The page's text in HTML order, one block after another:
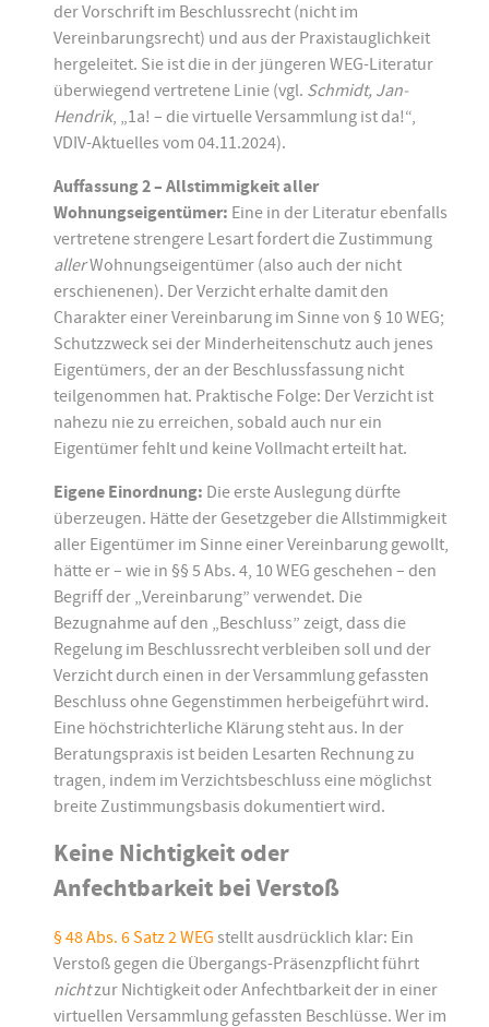
der Vorschrift im Beschlussrecht (nicht im
Vereinbarungsrecht) und aus der Praxistauglichkeit
hergeleitet. Sie ist die in der jüngeren WEG-Literatur
überwiegend vertretene Linie (vgl. Schmidt, Jan-
Hendrik, „1a! – die virtuelle Versammlung ist da!“,
VDIV-Aktuelles vom 04.11.2024).
Auffassung 2 – Allstimmigkeit aller
Wohnungseigentümer: Eine in der Literatur ebenfalls
vertretene strengere Lesart fordert die Zustimmung
allerWohnungseigentümer (also auch der nicht
erschienenen). Der Verzicht erhalte damit den
Charakter einer Vereinbarung im Sinne von § 10 WEG;
Schutzzweck sei der Minderheitenschutz auch jenes
Eigentümers, der an der Beschlussfassung nicht
teilgenommen hat. Praktische Folge: Der Verzicht ist
nahezu nie zu erreichen, sobald auch nur ein
Eigentümer fehlt und keine Vollmacht erteilt hat.
Eigene Einordnung: Die erste Auslegung dürfte
überzeugen. Hätte der Gesetzgeber die Allstimmigkeit
aller Eigentümer im Sinne einer Vereinbarung gewollt,
hätte er – wie in §§ 5 Abs. 4, 10 WEG geschehen – den
Begriff der „Vereinbarung” verwendet. Die
Bezugnahme auf den „Beschluss” zeigt, dass die
Regelung im Beschlussrecht verbleiben soll und der
Verzicht durch einen in der Versammlung gefassten
Beschluss ohne Gegenstimmen herbeigeführt wird.
Eine höchstrichterliche Klärung steht aus. In der
Beratungspraxis ist beiden Lesarten Rechnung zu
tragen, indem im Verzichtsbeschluss eine möglichst
breite Zustimmungsbasis dokumentiert wird.
Keine Nichtigkeit oder
Anfechtbarkeit bei Verstoß
§ 48 Abs. 6 Satz 2 WEG stellt ausdrücklich klar: Ein
Verstoß gegen die Übergangs-Präsenzpflicht führt
nichtzur Nichtigkeit oder Anfechtbarkeit der in einer
virtuellen Versammlung gefassten Beschlüsse. Wer im